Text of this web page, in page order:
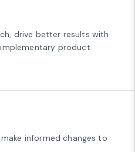
drive better results with
product
informed changes to